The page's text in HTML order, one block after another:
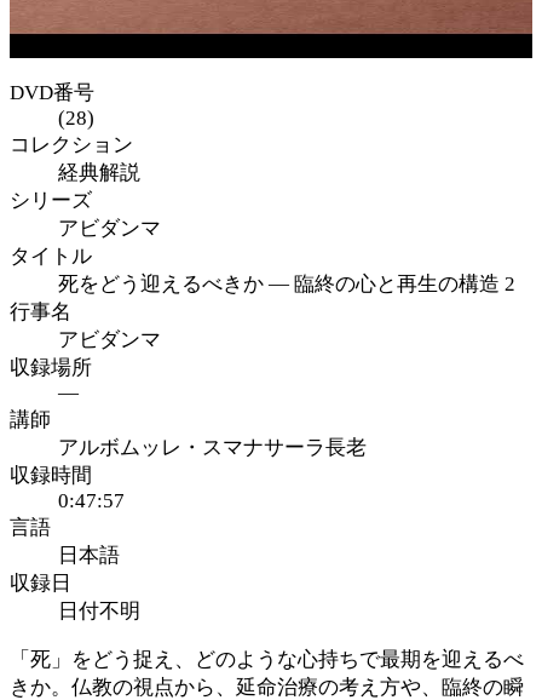
DVD番号
(28)
コレクション
経典解説
シリーズ
アビダンマ
タイトル
死をどう迎えるべきか ― 臨終の心と再生の構造 2
行事名
アビダンマ
収録場所
—
講師
アルボムッレ・スマナサーラ長老
収録時間
0:47:57
言語
日本語
収録日
日付不明
「死」をどう捉え、どのような心持ちで最期を迎えるべ
きか。仏教の視点から、延命治療の考え方や、臨終の瞬